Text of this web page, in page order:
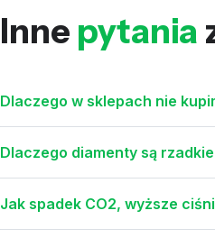
Inne pytania
Dlaczego w sklepach nie
Dlaczego diamenty są
Jak spadek CO2, wyższe